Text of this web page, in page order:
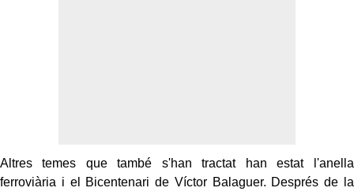
Altres temes que també s'han tractat han estat l'anella
ferroviària i el Bicentenari de Víctor Balaguer. Després de la